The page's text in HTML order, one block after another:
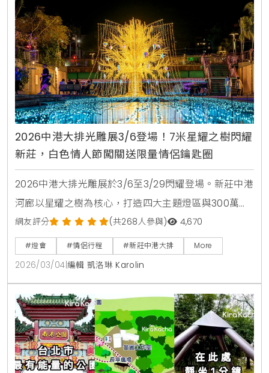
2026中港大排光雕展3/6登場！7米星耀之樹閃耀
新莊，白色情人節闖關送限量情侶鑰匙圈
2026中港大排光雕展於3/6至3/29閃耀登場。新莊中港
河廊以星耀之樹為核心，打造四大主題燈區與300萬盞
LED夢幻星河。現場更有極地北極熊造景與白色情人節
限量闖關活動，是新北春季必訪的原創生活風格景點。
網友評分 (共268人參與) 4,670
#燈會 #情侶行程 #新莊中港大排 More
2026/03/04 編輯 凱洛琳 Karolin